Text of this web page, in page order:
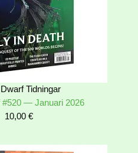
Tidningar
#520 — Januari 2026
10,00 €